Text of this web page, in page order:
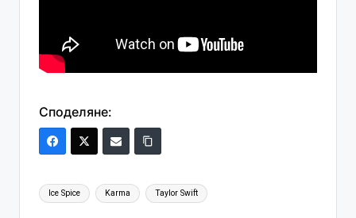
Споделяне:
Tags:
Ice Spice Karma Taylor Swift